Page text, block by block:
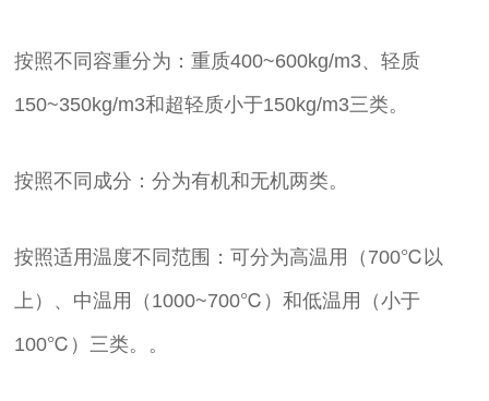
按照不同容重分为：重质400~600kg/m3、轻质
150~350kg/m3和超轻质小于150kg/m3三类。
按照不同成分：分为有机和无机两类。
按照适用温度不同范围：可分为高温用（700℃以
上）、中温用（1000~700℃）和低温用（小于
100℃）三类。。